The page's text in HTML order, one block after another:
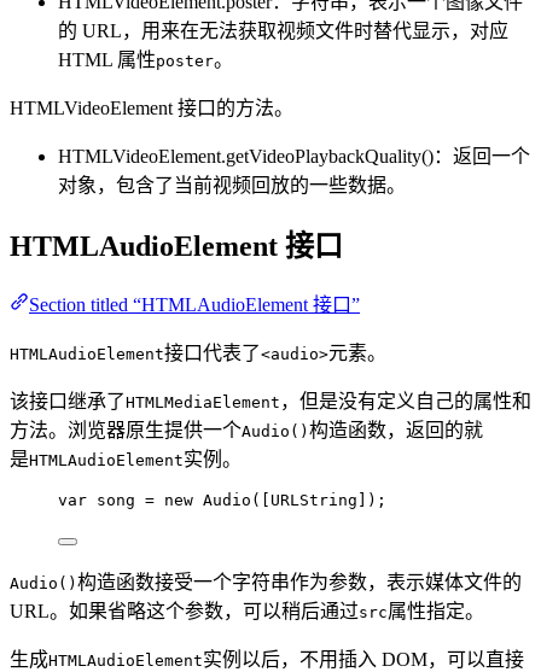
的 URL，用来在无法获取视频文件时替代显示，对应
HTML 属性poster。
HTMLVideoElement 接口的方法。
HTMLVideoElement.getVideoPlaybackQuality()：返回一个
对象，包含了当前视频回放的一些数据。
HTMLAudioElement 接口
Section titled “HTMLAudioElement 接口”
HTMLAudioElement接口代表了<audio>元素。
该接口继承了HTMLMediaElement ，但是没有定义自己的属性和
方法。浏览器原生提供一个Audio() 构造函数，返回的就
是HTMLAudioElement实例。
var song = new Audio ([ URLString ]);
Audio() 构造函数接受一个字符串作为参数，表示媒体文件的
URL。如果省略这个参数，可以稍后通过src属性指定。
生成HTMLAudioElement实例以后，不用插入 DOM，可以直接